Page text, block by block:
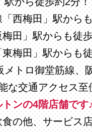
西梅田」駅から
田」駅からも徒
梅田」駅からも
メトロ御堂筋線、
な交通アクセス至
ンの4階店舗です
の他、サービス